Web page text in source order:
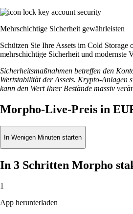
Mehrschichtige Sicherheit gewährleisten
Schützen Sie Ihre Assets im Cold Storage
mehrschichtige Sicherheit und modernste
Sicherheitsmaßnahmen betreffen den
Wertstabilität der Assets. Krypto-Anlagen
kann den Wert Ihrer Bestände massiv
Morpho-Live-Preis in
In Wenigen Minuten starten
In 3 Schritten Morpho
1
App herunterladen